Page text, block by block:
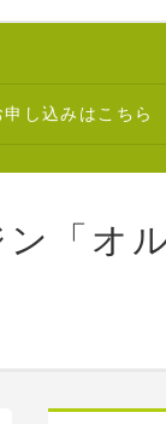
申し込みはこちら
「オ